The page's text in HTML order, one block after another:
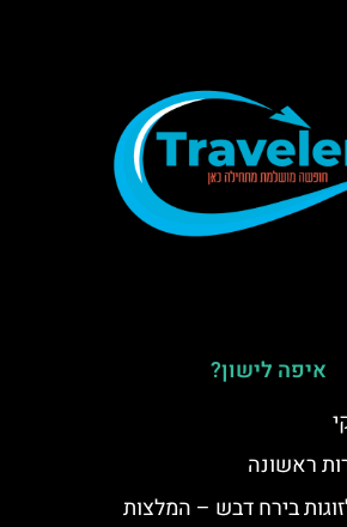
איפה לישון?
ראשונה
בירח דבש – המלצות